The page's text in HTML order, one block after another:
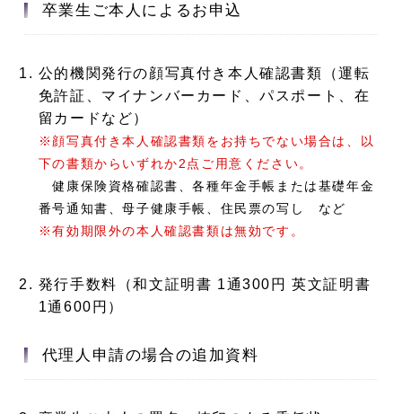
卒業生ご本人によるお申込
公的機関発行の顔写真付き本人確認書類
（運転
免許証、マイナンバーカード、パスポート、在
留カードなど）
※ 顔写真付き本人確認書類をお持ちでない場合は、以
下の書類からいずれか2点ご用意ください。
健康保険資格確認書、各種年金手帳または基礎年金
番号通知書、母子健康手帳、住民票の写し など
※有効期限外の本人確認書類は無効です。
発行手数料（和文証明書 1通300円 英文証明書
1通600円）
代理人申請の場合の追加資料